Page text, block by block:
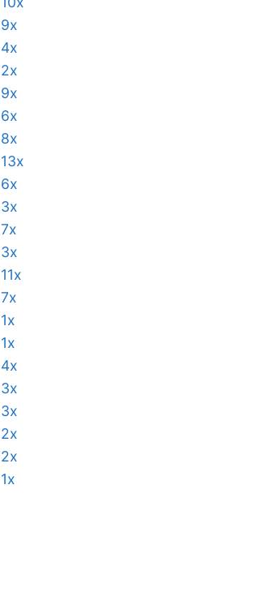
9x
4x
2x
9x
6x
8x
13x
6x
3x
7x
3x
11x
7x
1x
1x
4x
3x
3x
2x
2x
1x